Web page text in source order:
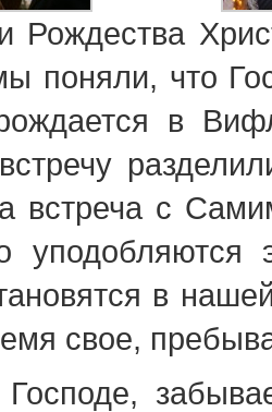
Рождества
поняли, что
в
встреча с
в
свое,